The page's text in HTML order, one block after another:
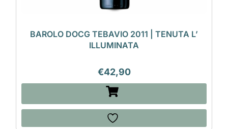
BAROLO DOCG TEBAVIO 2011 | TENUTA L’
ILLUMINATA
€42,90